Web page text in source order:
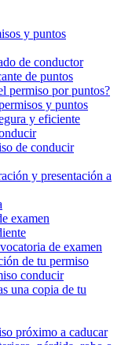
y puntos
de conductor
de puntos
permiso por puntos?
y puntos
y eficiente
de conducir
y presentación a
examen
de examen
de tu permiso
conducir
una copia de tu
próximo a caducar